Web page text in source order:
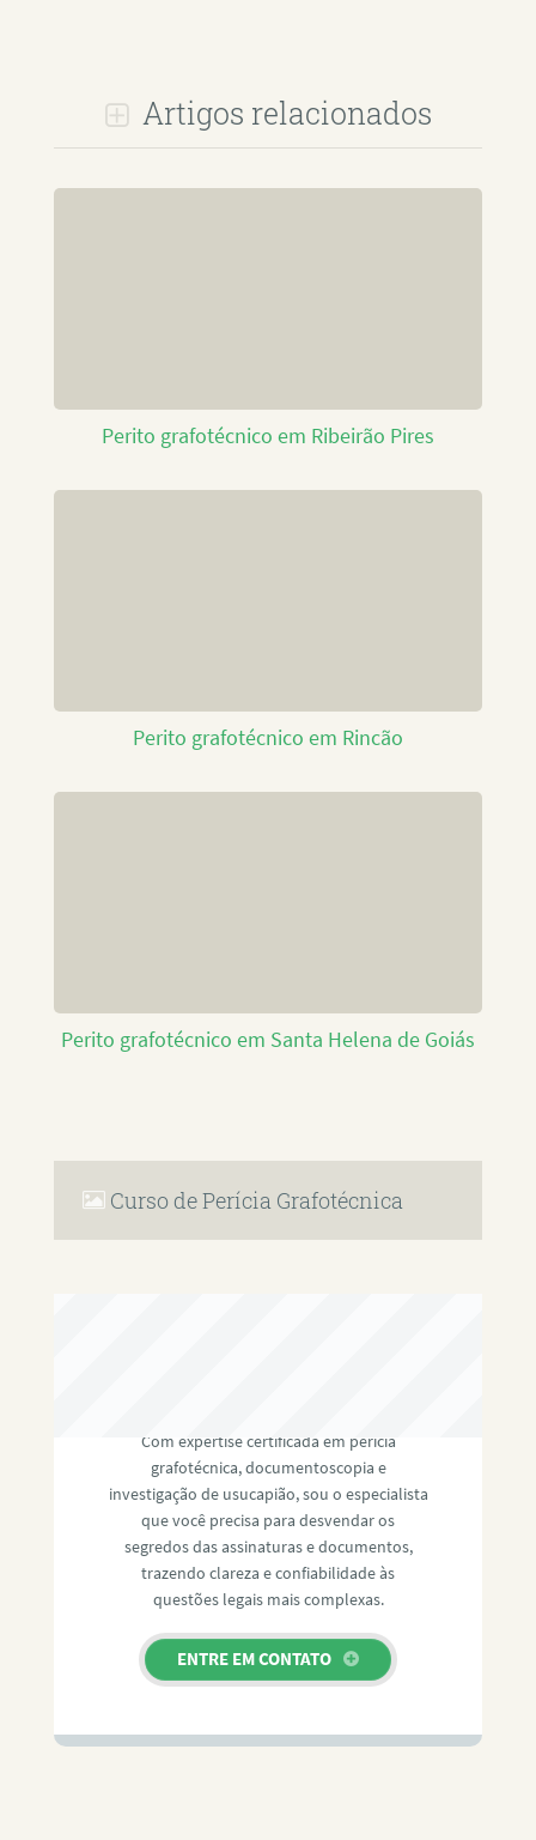
Artigos relacionados
Perito grafotécnico em Ribeirão Pires
Perito grafotécnico em Rincão
Perito grafotécnico em Santa Helena de Goiás
Curso de Perícia Grafotécnica
Com expertise certificada em perícia
grafotécnica, documentoscopia e
investigação de usucapião, sou o especialista
que você precisa para desvendar os
segredos das assinaturas e documentos,
trazendo clareza e confiabilidade às
questões legais mais complexas.
ENTRE EM CONTATO